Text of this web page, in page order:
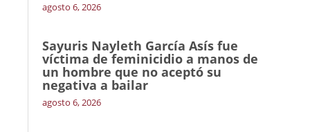
agosto 6, 2026
Sayuris Nayleth García Asís fue
víctima de feminicidio a manos de
un hombre que no aceptó su
negativa a bailar
agosto 6, 2026